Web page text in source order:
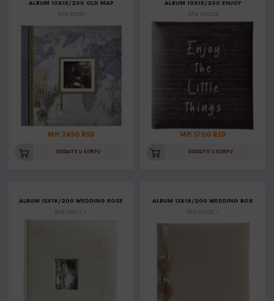
ALBUM 10X15/200 OLD MAP
Šifra: K2955
MP: 2450 RSD
DODAJTE U KORPU
ALBUM 10X15/200 ENJOY
Šifra: K2882B
MP: 1700 RSD
DODAJTE U KORPU
ALBUM 13X18/200 WEDDING ROSE
Šifra: K2917_1
ALBUM 13X18/200 WEDDING BOX
Šifra: K2928_1